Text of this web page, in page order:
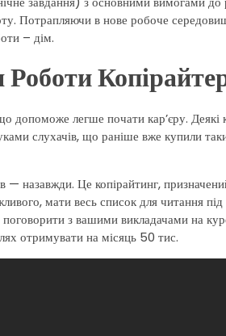
Потрапляючи в нове робоче
– дім.
допоможе легше почати кар’єру.
слухачів, що раніше вже купили
— назавжди. Це копірайтинг,
мати весь список для читання
з вашими викладачами на
отримувати на місяць 50 тис.